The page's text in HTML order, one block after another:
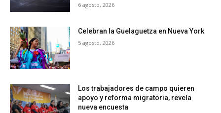
6 agosto, 2026
Celebran la Guelaguetza en Nueva York
5 agosto, 2026
Los trabajadores de campo quieren
apoyo y reforma migratoria, revela
nueva encuesta